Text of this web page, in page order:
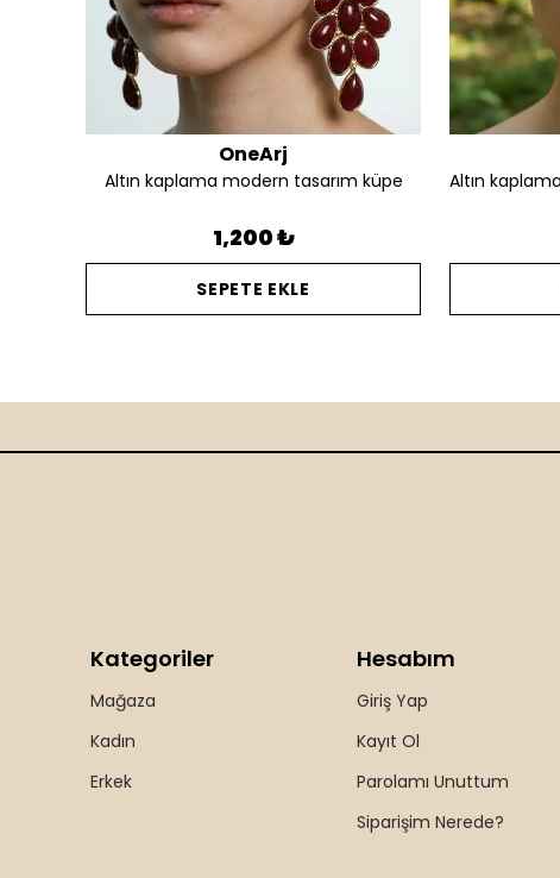
OneArj
Altın kaplama modern tasarım küpe
1,200 ₺
SEPETE EKLE
Kategoriler
Mağaza
Kadın
Erkek
Hesabım
Giriş Yap
Kayıt Ol
Parolamı Unuttum
Siparişim Nerede?